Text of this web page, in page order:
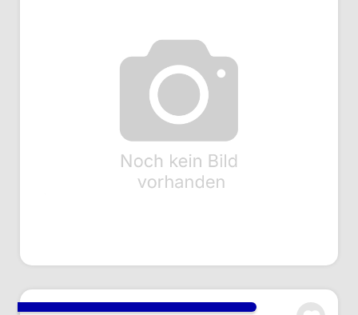
Gegenstecker-Satz, HAN 32A